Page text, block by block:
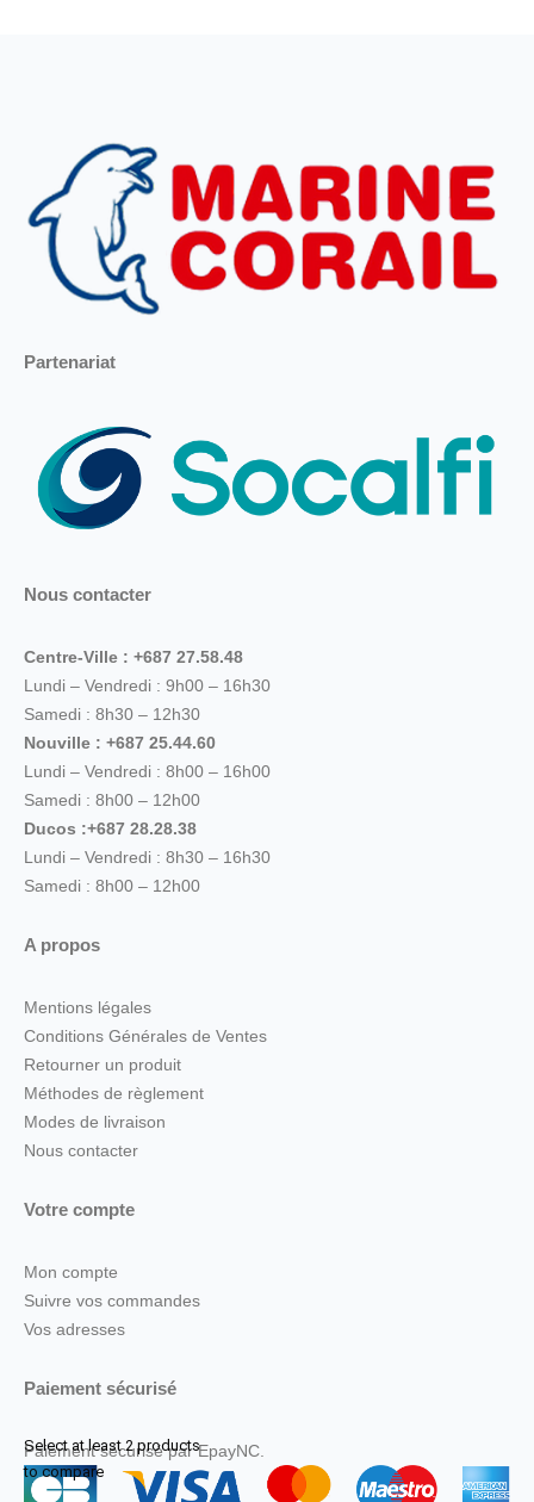
Partenariat
Nous contacter
Centre-Ville : +687 27.58.48
Lundi – Vendredi : 9h00 – 16h30
Samedi : 8h30 – 12h30
Nouville : +687 25.44.60
Lundi – Vendredi : 8h00 – 16h00
Samedi : 8h00 – 12h00
Ducos :+687 28.28.38
Lundi – Vendredi : 8h30 – 16h30
Samedi : 8h00 – 12h00
A propos
Mentions légales
Conditions Générales de Ventes
Retourner un produit
Méthodes de règlement
Modes de livraison
Nous contacter
Votre compte
Mon compte
Suivre vos commandes
Vos adresses
Paiement sécurisé
Paiement sécurisé par EpayNC.
Select at least 2 products
to compare